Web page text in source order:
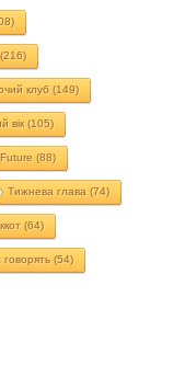
(216)
клуб (149)
вік(105)
(88)
Тижнева глава (74)
(64)
(54)